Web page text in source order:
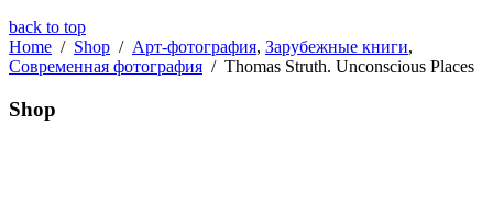
back to top
Home / Shop / Арт-фотография, Зарубежные книги,
Современная фотография / Thomas Struth. Unconscious Places
Shop